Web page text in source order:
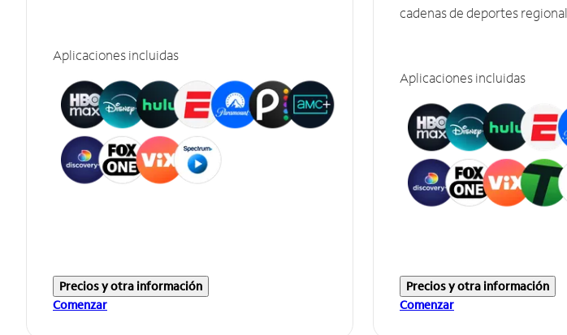
Aplicaciones incluidas
Precios y otra información
Comenzar
cadenas de deportes
Aplicaciones incluidas
Precios y otra información
Comenzar